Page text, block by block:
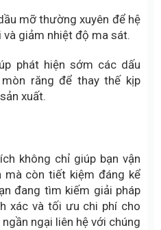
mỡ thường xuyên để hệ
và giảm nhiệt độ ma sát.
phát hiện sớm các dấu
răng để thay thế kịp
xuất.
không chỉ giúp bạn vận
mà còn tiết kiệm đáng kể
đang tìm kiếm giải pháp
xác và tối ưu chi phí cho
ngại liên hệ với chúng